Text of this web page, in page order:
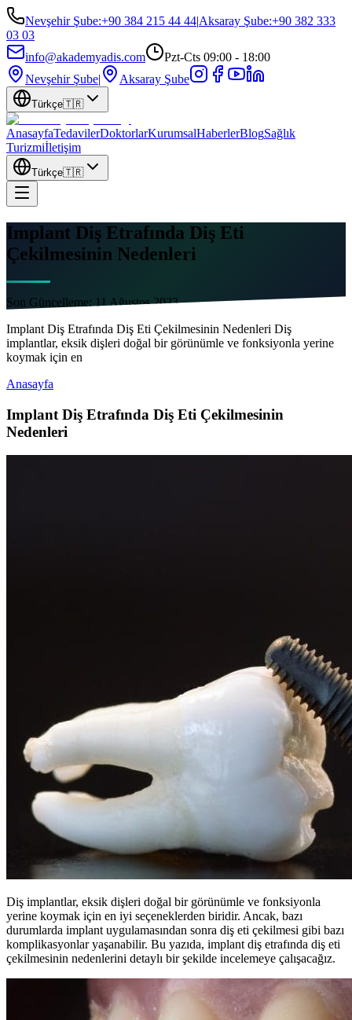
Nevşehir Şube:+90 384 215 44 44|Aksaray Şube:+90 382 333
03 03
info@akademyadis.com
Pzt-Cts 09:00 - 18:00
Nevşehir Şube| Aksaray Şube
Türkçe🇹🇷
AnasayfaTedavilerDoktorlarKurumsalHaberlerBlogSağlık
Turizmiİletişim
Türkçe🇹🇷
Implant Diş Etrafında Diş Eti
Çekilmesinin Nedenleri
Son Güncelleme: 11 Ağustos 2023
Implant Diş Etrafında Diş Eti Çekilmesinin Nedenleri Diş
implantlar, eksik dişleri doğal bir görünümle ve fonksiyonla yerine
koymak için en
Anasayfa
Implant Diş Etrafında Diş Eti Çekilmesinin
Nedenleri
Diş implantlar, eksik dişleri doğal bir görünümle ve fonksiyonla
yerine koymak için en iyi seçeneklerden biridir. Ancak, bazı
durumlarda implant uygulamasından sonra diş eti çekilmesi gibi bazı
komplikasyonlar yaşanabilir. Bu yazıda, implant diş etrafında diş eti
çekilmesinin nedenlerini detaylı bir şekilde incelemeye çalışacağız.